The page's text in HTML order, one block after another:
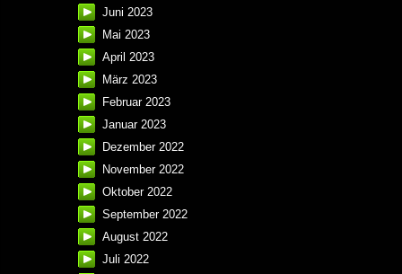
Juni 2023
Mai 2023
April 2023
März 2023
Februar 2023
Januar 2023
Dezember 2022
November 2022
Oktober 2022
September 2022
August 2022
Juli 2022